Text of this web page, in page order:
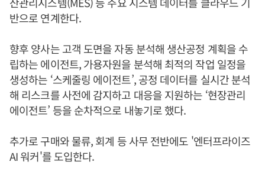
반으로 연계한다.
향후 양사는 고객 도면을 자동 분석해 생산공정 계획을 수
립하는 에이전트, 가용자원을 분석해 최적의 작업 일정을
생성하는 ‘스케줄링 에이전트’, 공정 데이터를 실시간 분석
해 리스크를 사전에 감지하고 대응을 지원하는 ‘현장관리
에이전트’ 등을 순차적으로 내놓기로 했다.
추가로 구매와 물류, 회계 등 사무 전반에도 '엔터프라이즈
AI 워커'를 도입한다.